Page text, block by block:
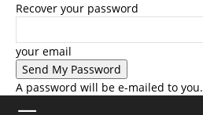
Recover your password
your email
A password will be e-mailed to you.